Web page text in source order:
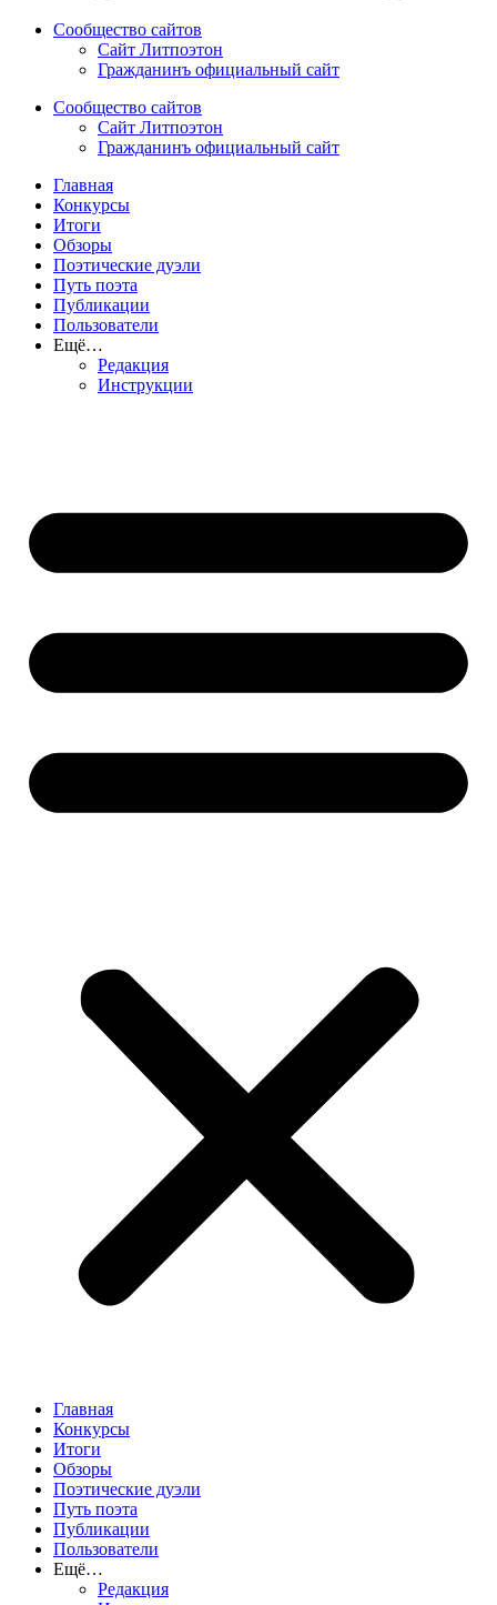
Сообщество сайтов
Сайт Литпоэтон
Гражданинъ официальный сайт
Сообщество сайтов
Сайт Литпоэтон
Гражданинъ официальный сайт
Главная
Конкурсы
Итоги
Обзоры
Поэтические дуэли
Путь поэта
Публикации
Пользователи
Ещё…
Редакция
Инструкции
Главная
Конкурсы
Итоги
Обзоры
Поэтические дуэли
Путь поэта
Публикации
Пользователи
Ещё…
Редакция